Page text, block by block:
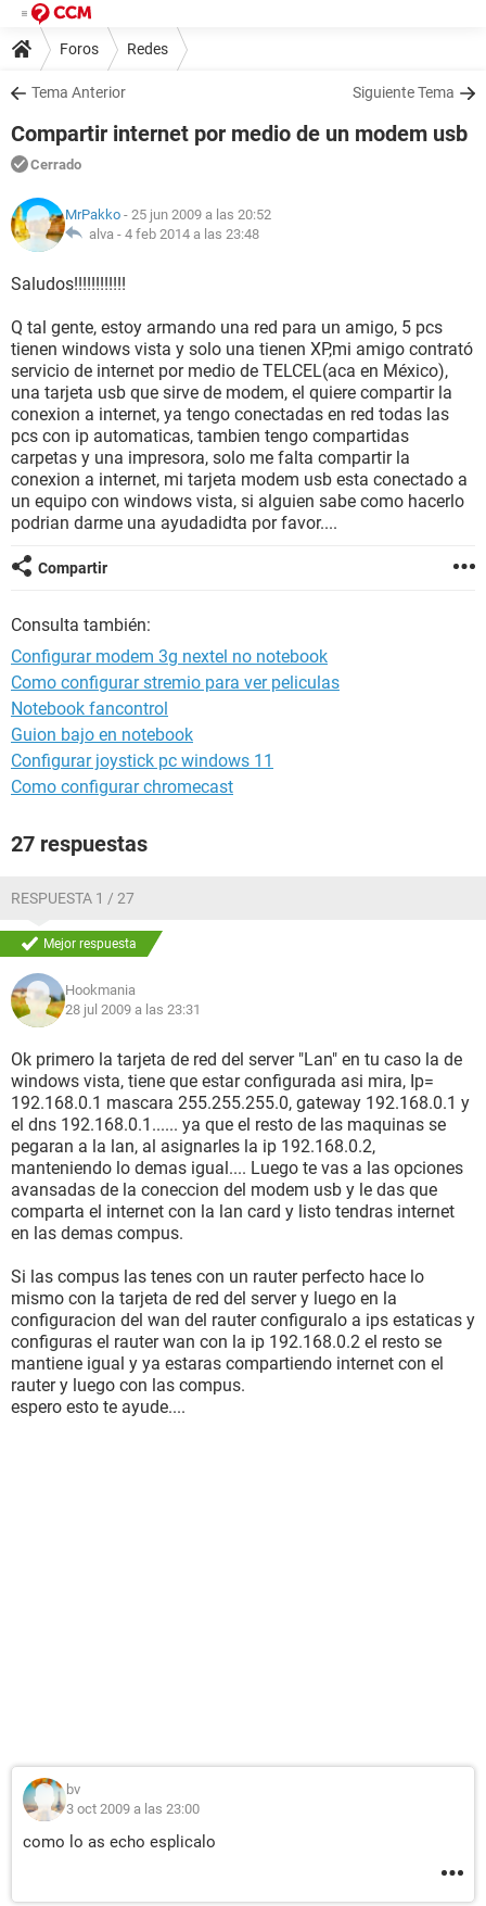
Foros Redes
Tema Anterior Siguiente Tema
Compartir internet por medio de un modem usb
Cerrado
MrPakko - 25 jun 2009 a las 20:52
alva - 4 feb 2014 a las 23:48
Saludos!!!!!!!!!!!!
Q tal gente, estoy armando una red para un amigo, 5 pcs
tienen windows vista y solo una tienen XP,mi amigo contrató
servicio de internet por medio de TELCEL(aca en México),
una tarjeta usb que sirve de modem, el quiere compartir la
conexion a internet, ya tengo conectadas en red todas las
pcs con ip automaticas, tambien tengo compartidas
carpetas y una impresora, solo me falta compartir la
conexion a internet, mi tarjeta modem usb esta conectado a
un equipo con windows vista, si alguien sabe como hacerlo
podrian darme una ayudadidta por favor....
Compartir
Consulta también:
Configurar modem 3g nextel no notebook
Como configurar stremio para ver peliculas
Notebook fancontrol
Guion bajo en notebook
Configurar joystick pc windows 11
Como configurar chromecast
27 respuestas
RESPUESTA 1 / 27
Mejor respuesta
Hookmania
28 jul 2009 a las 23:31
Ok primero la tarjeta de red del server "Lan" en tu caso la de
windows vista, tiene que estar configurada asi mira, Ip=
192.168.0.1 mascara 255.255.255.0, gateway 192.168.0.1 y
el dns 192.168.0.1...... ya que el resto de las maquinas se
pegaran a la lan, al asignarles la ip 192.168.0.2,
manteniendo lo demas igual.... Luego te vas a las opciones
avansadas de la coneccion del modem usb y le das que
comparta el internet con la lan card y listo tendras internet
en las demas compus.
Si las compus las tenes con un rauter perfecto hace lo
mismo con la tarjeta de red del server y luego en la
configuracion del wan del rauter configuralo a ips estaticas y
configuras el rauter wan con la ip 192.168.0.2 el resto se
mantiene igual y ya estaras compartiendo internet con el
rauter y luego con las compus.
espero esto te ayude....
bv
3 oct 2009 a las 23:00
como lo as echo esplicalo